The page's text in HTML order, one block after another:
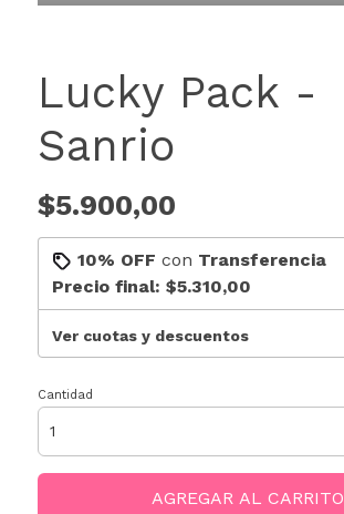
Lucky Pack -
Sanrio
$5.900,00
10% OFF con Transferencia
Precio final: $5.310,00
Ver cuotas y descuentos
Cantidad
AGREGAR AL CARRITO